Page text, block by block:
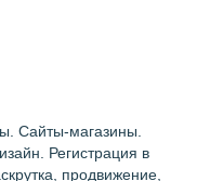
Сайты-магазины.
Регистрация в
продвижение,